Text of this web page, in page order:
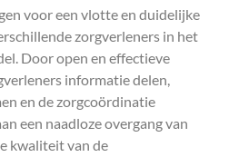
voor een vlotte en duidelijke
zorgverleners in het
Door open en effectieve
informatie delen,
en de zorgcoördinatie
een naadloze overgang van
kwaliteit van de